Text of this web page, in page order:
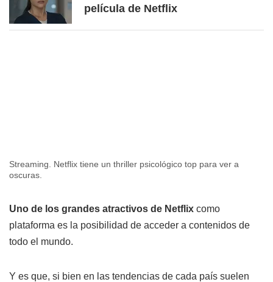
película de Netflix
Streaming. Netflix tiene un thriller psicológico top para ver a
oscuras.
Uno de los grandes atractivos de Netflix como
plataforma es la posibilidad de acceder a contenidos de
todo el mundo.
Y es que, si bien en las tendencias de cada país suelen